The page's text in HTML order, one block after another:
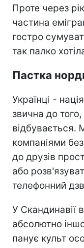
Проте через
частина
гостро
так палко
Пастка
Українці -
звична до
компаніями без
до друзів
або
телефонний
У Скандинавії
абсолютно
панує культ